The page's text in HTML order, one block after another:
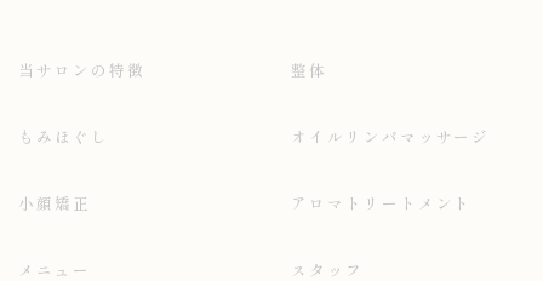
当サロンの特徴 整体
もみほぐし オイルリンパマッサージ
小顔矯正 アロマトリートメント
メニュー スタッフ